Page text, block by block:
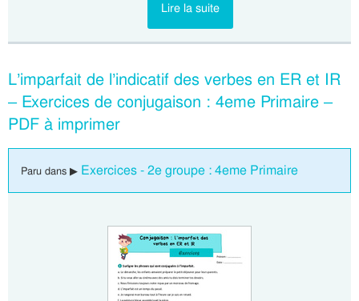
Lire la suite
L’imparfait de l’indicatif des verbes en ER et IR
– Exercices de conjugaison : 4eme Primaire –
PDF à imprimer
Paru dans ▶ Exercices - 2e groupe : 4eme Primaire